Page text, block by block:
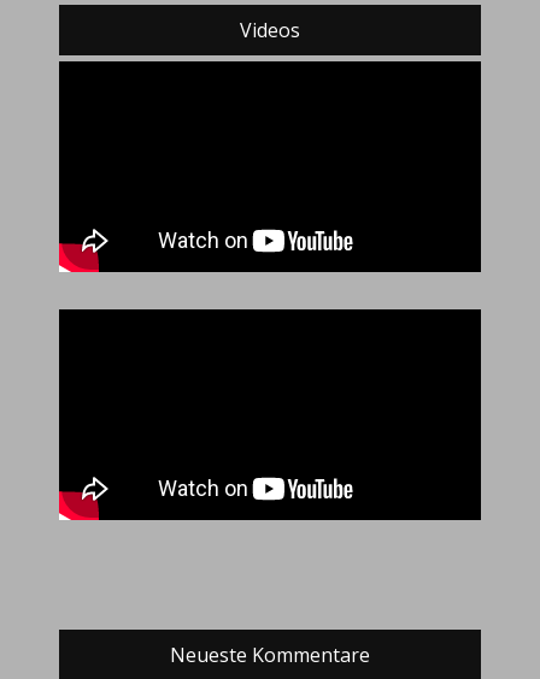
Videos
Neueste Kommentare